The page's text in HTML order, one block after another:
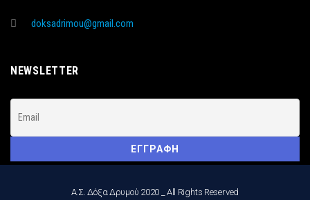
doksadrimou@gmail.com
NEWSLETTER
Α.Σ. Δόξα Δρυμού 2020 _ All Rights Reserved